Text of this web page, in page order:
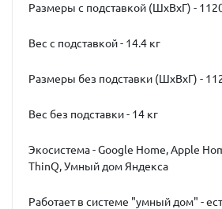
Размеры с подставкой (ШxВxГ) -
Вес с подставкой - 14.4 кг
Размеры без подставки (ШxВxГ) -
Вес без подставки - 14 кг
Экосистема - Google Home, Apple
ThinQ, Умный дом Яндекса
Работает в системе "умный дом" -